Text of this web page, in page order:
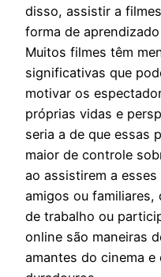
disso, assistir a
forma de
Muitos filmes têm
significativas que
motivar os
próprias vidas e
seria a de que essas
maior de controle
ao assistirem a
amigos ou
de trabalho ou
online são maneiras
amantes do cinema